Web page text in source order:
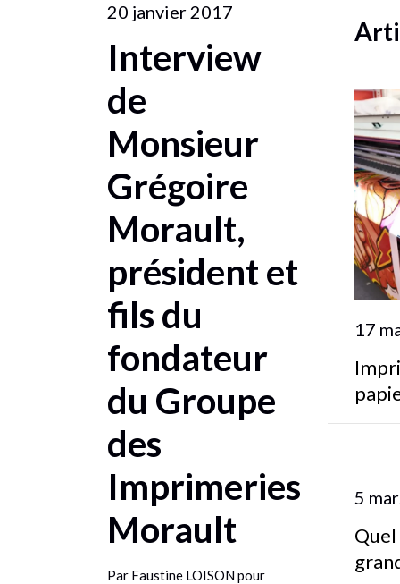
20 janvier 2017
Interview
de
Monsieur
Grégoire
Morault,
président et
fils du
fondateur
du Groupe
des
Imprimeries
Morault
Par Faustine LOISON pour
17
5